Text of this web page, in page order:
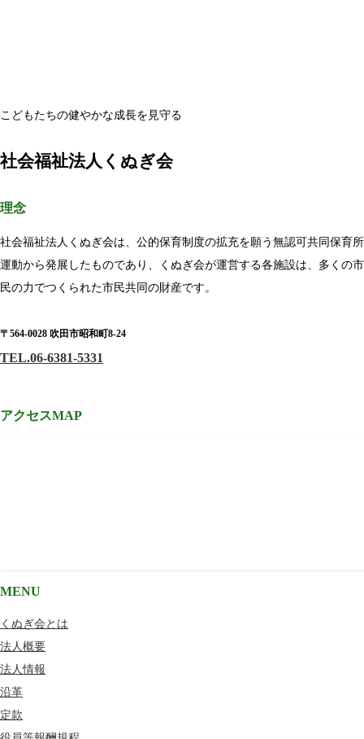
こどもたちの健やかな成長を見守る
社会福祉法人くぬぎ会
理念
社会福祉法人くぬぎ会は、公的保育制度の拡充を願う無認可共同保育所
運動から発展したものであり、くぬぎ会が運営する各施設は、多くの市
民の力でつくられた市民共同の財産です。
〒564-0028 吹田市昭和町8-24
TEL.06-6381-5331
アクセスMAP
MENU
くぬぎ会とは
法人概要
法人情報
沿革
定款